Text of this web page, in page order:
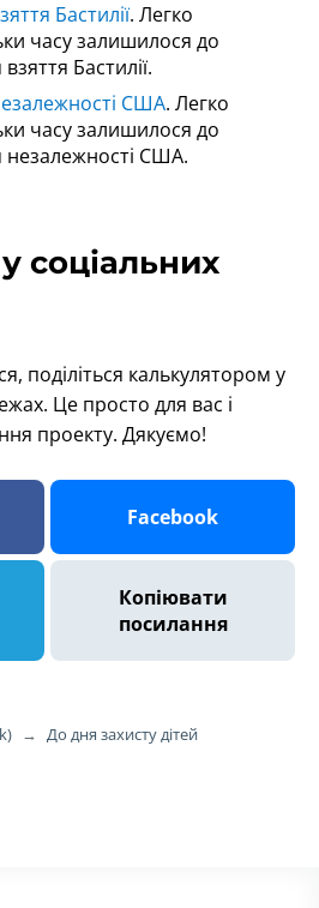
Бастилії. Легко
часу залишилося до
Бастилії.
США. Легко
часу залишилося до
незалежності США.
соціальних
поділіться калькулятором у
Це просто для вас і
проекту. Дякуємо!
Facebook
Копіювати
посилання
→ До дня захисту дітей